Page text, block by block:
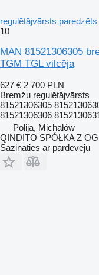
regulētājvārsts
10
MAN 81521306305
TGM TGL vilcēja
627 € 2 700 PLN
Bremžu regulētājvārsts
81521306305
81521306306
Polija, Michałów
QINDITO SPÓŁKA Z
Sazināties ar pārdevēju